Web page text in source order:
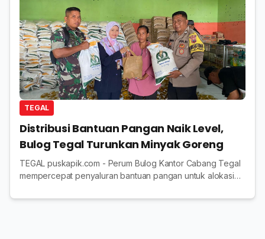
TEGAL
Distribusi Bantuan Pangan Naik Level,
Bulog Tegal Turunkan Minyak Goreng
TEGAL puskapik.com - Perum Bulog Kantor Cabang Tegal
mempercepat penyaluran bantuan pangan untuk alokasi
sejumlah kabupaten itu ditarget rampun...